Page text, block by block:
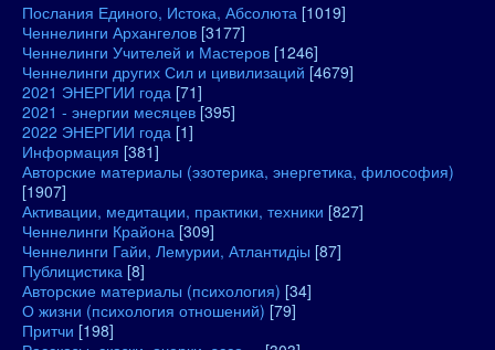
Послания Единого, Истока, Абсолюта [1019]
Ченнелинги Архангелов [3177]
Ченнелинги Учителей и Мастеров [1246]
Ченнелинги других Сил и цивилизаций [4679]
2021 ЭНЕРГИИ года [71]
2021 - энергии месяцев [395]
2022 ЭНЕРГИИ года [1]
Информация [381]
Авторские материалы (эзотерика, энергетика, философия)
[1907]
Активации, медитации, практики, техники [827]
Ченнелинги Крайона [309]
Ченнелинги Гайи, Лемурии, Атлантидіы [87]
Публицистика [8]
Авторские материалы (психология) [34]
О жизни (психология отношений) [79]
Притчи [198]